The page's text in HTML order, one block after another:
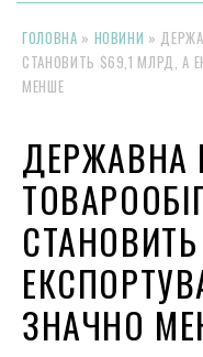
ГОЛОВНА » НОВИНИ »
СТАНОВИТЬ $69,1 МЛРД, А
МЕНШЕ
ДЕРЖАВНА
ЗНАЧНО